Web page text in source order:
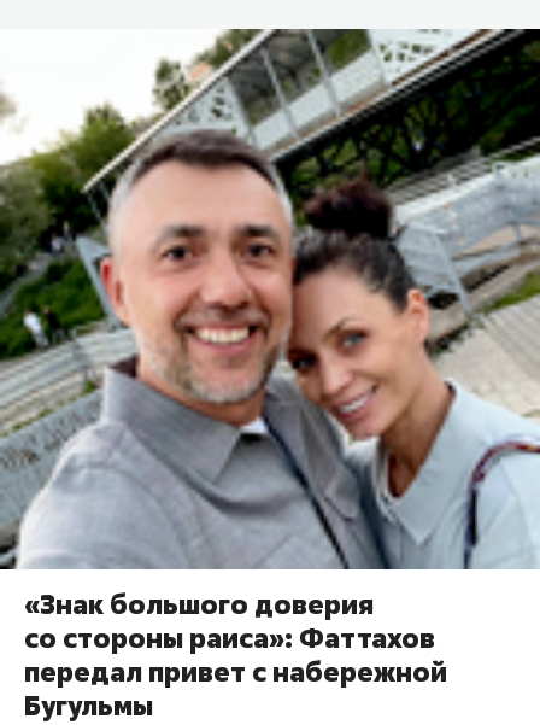
«Знак большого доверия
со стороны раиса»: Фаттахов
передал привет с набережной
Бугульмы